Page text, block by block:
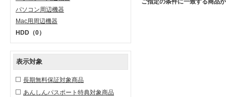
パソコン周辺機器
Mac用周辺機器
HDD （0）
表示対象
長期無料保証対象商品
あんしんパスポート特典対象商品
ご指定の条件に一致する商品